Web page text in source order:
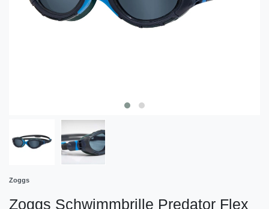
Zoggs
Zoggs Schwimmbrille Predator Flex